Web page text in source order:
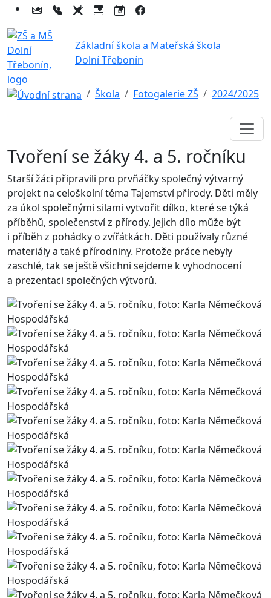
Základní škola a Mateřská škola
Dolní Třebonín
Škola Fotogalerie ZŠ 2024/2025
Tvoření se žáky 4. a 5. ročníku
Starší žáci připravili pro prvňáčky společný výtvarný
projekt na celoškolní téma Tajemství přírody. Děti měly
za úkol společnými silami vytvořit dílko, které se týká
příběhů, společenství z přírody. Jejich dílo může být
i příběh z pohádky o zvířátkách. Děti používaly různé
materiály a také přírodniny. Protože práce nebyly
zaschlé, tak se ještě všichni sejdeme k vyhodnocení
a prezentaci společných výtvorů.